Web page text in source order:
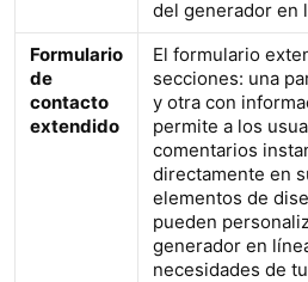
del generador en
Formulario
de
contacto
extendido
El formulario
secciones: una
y otra con
permite a los
comentarios
directamente en
elementos de
pueden
generador en
necesidades de